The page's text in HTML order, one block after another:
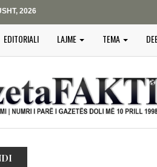
2026
EDITORIALI LAJME TEMA